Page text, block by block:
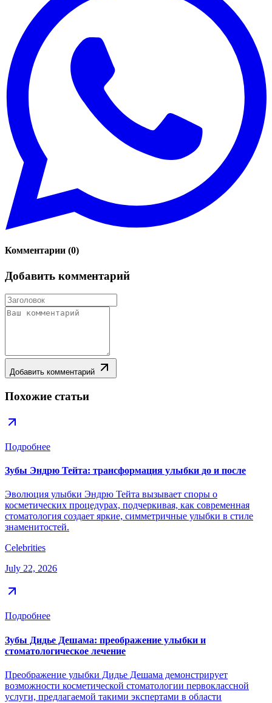
Комментарии (0)
Добавить комментарий
Добавить комментарий
Похожие статьи
Подробнее
Зубы Эндрю Тейта: трансформация улыбки до и после
Эволюция улыбки Эндрю Тейта вызывает споры о
косметических процедурах, подчеркивая, как современная
стоматология создает яркие, симметричные улыбки в стиле
знаменитостей.
Celebrities
July 22, 2026
Подробнее
Зубы Дидье Дешама: преображение улыбки и
стоматологическое лечение
Преображение улыбки Дидье Дешама демонстрирует
возможности косметической стоматологии первоклассной
услуги, предлагаемой такими экспертами в области